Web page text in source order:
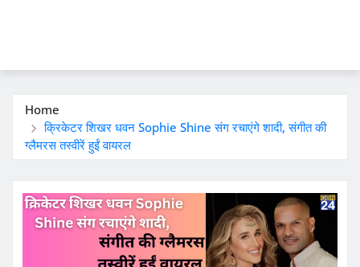
Home
क्रिकेटर शिखर धवन Sophie Shine संग रचाएंगे शादी, संगीत की
ग्लैमरस तस्वीरें हुईं वायरल